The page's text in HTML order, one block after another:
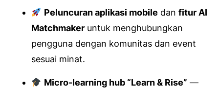
Peluncuran aplikasi mobile dan fitur AI
Matchmaker untuk menghubungkan
pengguna dengan komunitas dan event
sesuai minat.
Micro-learning hub “Learn & Rise” —